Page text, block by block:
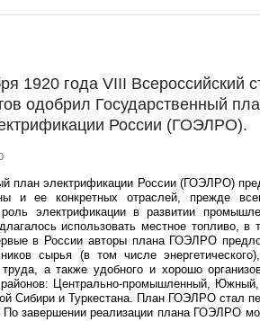
1920 года VIII Всероссийский
одобрил Государственный
России (ГОЭЛРО).
план электрификации России (ГОЭЛРО)
и ее конкретных отраслей, прежде
роль электрификации в развитии
использовать местное топливо,
в России авторы плана ГОЭЛРО
сырья (в том числе
труда, а также удобного и хорошо
районов: Центрально-промышленный,
Сибири и Туркестана. План ГОЭЛРО стал
завершении реализации плана ГОЭЛРО